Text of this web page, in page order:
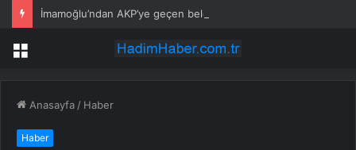
İmamoğlu’ndan AKP’ye geçen belediye başkanlarına tepki
Menü
Anasayfa / Haber
Haber